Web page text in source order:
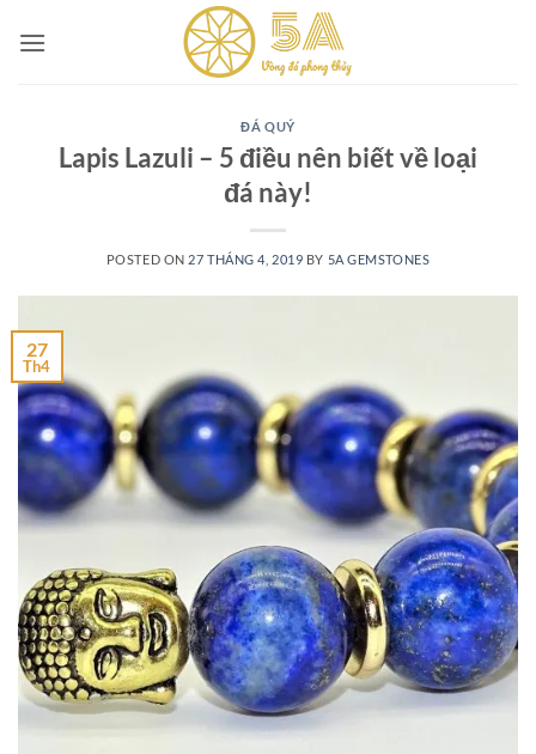
ĐÁ QUÝ
Lapis Lazuli – 5 điều nên biết về loại
đá này!
POSTED ON 27 THÁNG 4, 2019 BY 5A GEMSTONES
27
Th4